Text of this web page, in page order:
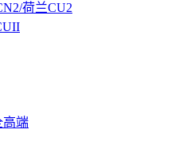
荷兰CU2
高端